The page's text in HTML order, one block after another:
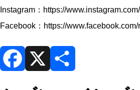
Instagram： https://
Facebook： https://